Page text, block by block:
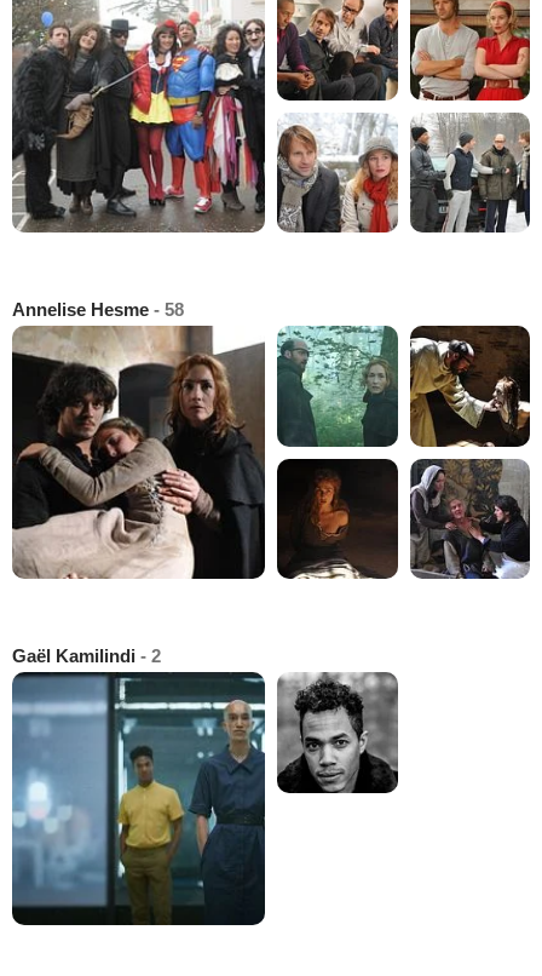
Annelise Hesme - 58
Gaël Kamilindi - 2